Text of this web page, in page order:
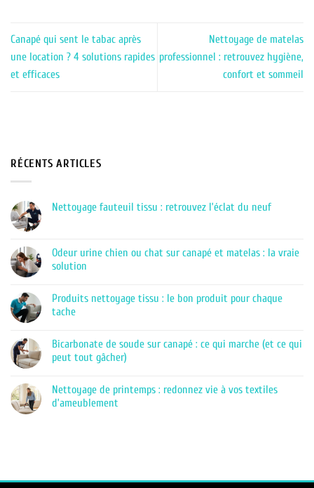
Canapé qui sent le tabac après
une location ? 4 solutions rapides
et efficaces
Nettoyage de matelas
professionnel : retrouvez hygiène,
confort et sommeil
RÉCENTS ARTICLES
Nettoyage fauteuil tissu : retrouvez l’éclat du neuf
Nettoyage
fauteuil
tissu
l’éclat
du
neuf
Odeur urine chien ou chat sur canapé et matelas : la vraie
solution
sur
Odeur
urine
chat
sur
canapé
la
vraie
Produits nettoyage tissu : le bon produit pour chaque
tache
sur
Produits
nettoyage
le
bon
produit
Bicarbonate de soude sur canapé : ce qui marche (et ce qui
peut tout gâcher)
sur
Bicarbonate
de
(et
Nettoyage de printemps : redonnez vie à vos textiles
d’ameublement
redonnez